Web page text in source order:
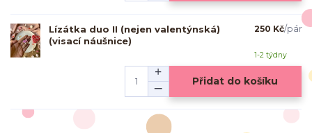
Lízátka duo II (nejen valentýnská)
(visací náušnice)
250 Kč/pár
1-2 týdny
Přidat do košíku